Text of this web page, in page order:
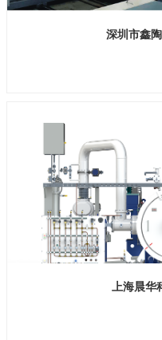
深圳市鑫
上海晨华